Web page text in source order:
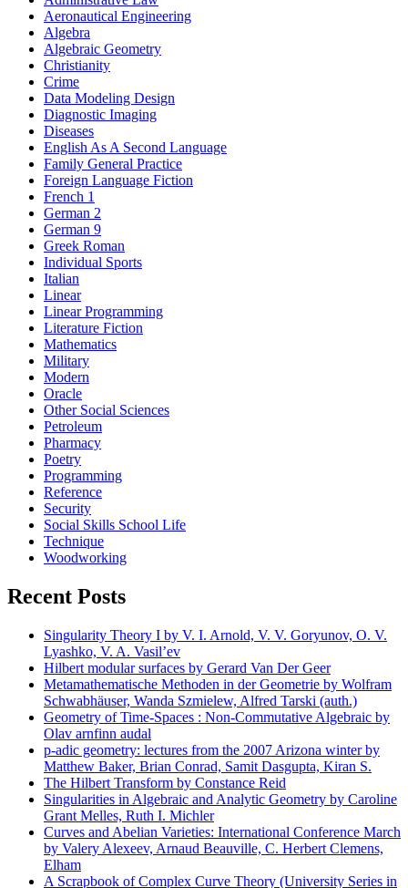
Aeronautical Engineering
Algebra
Algebraic Geometry
Christianity
Crime
Data Modeling Design
Diagnostic Imaging
Diseases
English As A Second Language
Family General Practice
Foreign Language Fiction
French 1
German 2
German 9
Greek Roman
Individual Sports
Italian
Linear
Linear Programming
Literature Fiction
Mathematics
Military
Modern
Oracle
Other Social Sciences
Petroleum
Pharmacy
Poetry
Programming
Reference
Security
Social Skills School Life
Technique
Woodworking
Recent Posts
Singularity Theory I by V. I. Arnold, V. V. Goryunov, O. V.
Lyashko, V. A. Vasil’ev
Hilbert modular surfaces by Gerard Van Der Geer
Metamathematische Methoden in der Geometrie by Wolfram
Schwabhäuser, Wanda Szmielew, Alfred Tarski (auth.)
Geometry of Time-Spaces : Non-Commutative Algebraic by
Olav arnfinn audal
p-adic geometry: lectures from the 2007 Arizona winter by
Matthew Baker, Brian Conrad, Samit Dasgupta, Kiran S.
The Hilbert Transform by Constance Reid
Singularities in Algebraic and Analytic Geometry by Caroline
Grant Melles, Ruth I. Michler
Curves and Abelian Varieties: International Conference March
by Valery Alexeev, Arnaud Beauville, C. Herbert Clemens,
Elham
A Scrapbook of Complex Curve Theory (University Series in